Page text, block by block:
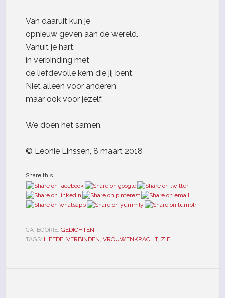
Van daaruit kun je
opnieuw geven aan de wereld.
Vanuit je hart,
in verbinding met
de liefdevolle kern die jij bent.
Niet alleen voor anderen
maar ook voor jezelf.
We doen het samen.
© Leonie Linssen, 8 maart 2018
Share this...
CATEGORIE: GEDICHTEN
TAGS: LIEFDE, VERBINDEN, VROUWENKRACHT, ZIEL